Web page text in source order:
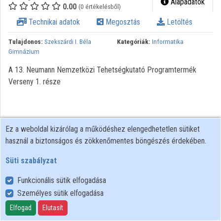
Közreműködők
0.00 (0 értékelésből) Alapadatok
Technikai adatok Megosztás Letöltés
Tulajdonos: Szekszárdi I. Béla
Gimnázium
Kategóriák: Informatika
A 13. Neumann Nemzetközi Tehetségkutató Programtermék
Verseny 1. része
Felhasználói szabályzat
Adatkezelési tájékoztató
Süti szabályzat
Ez a weboldal kizárólag a működéshez elengedhetetlen sütiket
használ a biztonságos és zökkenőmentes böngészés érdekében.
Süti szabályzat
Funkcionális sütik elfogadása
Személyes sütik elfogadása
Elfogad Elutasít